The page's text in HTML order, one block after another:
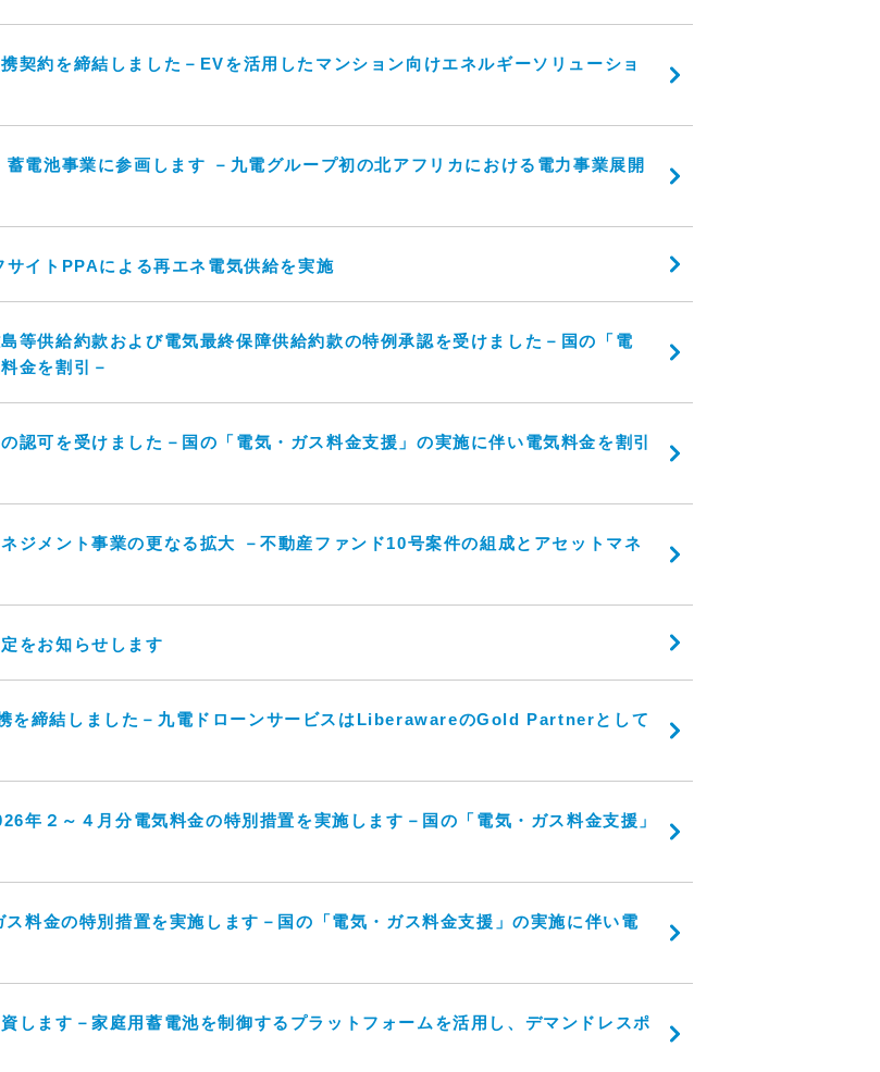
契約を締結しました－EVを活用したマンション向けエネルギーソリューショ
電池事業に参画します －九電グループ初の北アフリカにおける電力事業展開
イトPPAによる再エネ電気供給を実施
等供給約款および電気最終保障供給約款の特例承認を受けました－国の「電
金を割引－
認可を受けました－国の「電気・ガス料金支援」の実施に伴い電気料金を割引
ジメント事業の更なる拡大 －不動産ファンド10号案件の組成とアセットマネ
をお知らせします
を締結しました－九電ドローンサービスはLiberawareのGold Partnerとして
年２～４月分電気料金の特別措置を実施します－国の「電気・ガス料金支援」
料金の特別措置を実施します－国の「電気・ガス料金支援」の実施に伴い電
します－家庭用蓄電池を制御するプラットフォームを活用し、デマンドレスポ